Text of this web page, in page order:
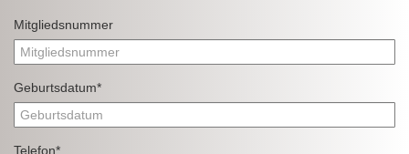
Mitgliedsnummer
Geburtsdatum*
Telefon*